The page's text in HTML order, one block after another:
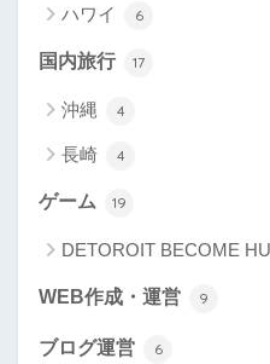
ハワイ 6
国内旅行 17
沖縄 4
長崎 4
ゲーム 19
DETOROIT BECOME
WEB作成・運営 9
ブログ運営 6